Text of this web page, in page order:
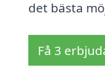
det bästa
Få 3